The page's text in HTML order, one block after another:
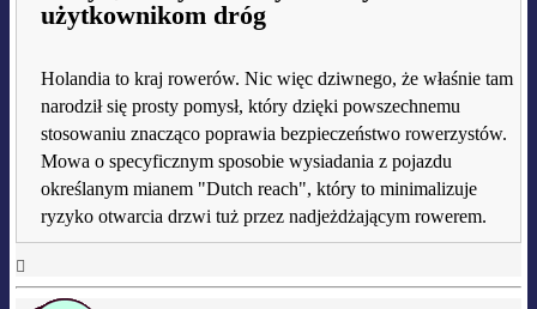
użytkownikom dróg
Holandia to kraj rowerów. Nic więc dziwnego, że właśnie tam
narodził się prosty pomysł, który dzięki powszechnemu
stosowaniu znacząco poprawia bezpieczeństwo rowerzystów.
Mowa o specyficznym sposobie wysiadania z pojazdu
określanym mianem "Dutch reach", który to minimalizuje
ryzyko otwarcia drzwi tuż przez nadjeżdżającym rowerem.
górę